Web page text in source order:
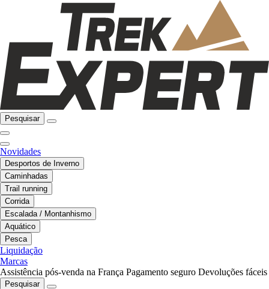
Pesquisar
Novidades
Desportos de Inverno
Caminhadas
Trail running
Corrida
Escalada / Montanhismo
Aquático
Pesca
Liquidação
Marcas
Assistência pós-venda na França Pagamento seguro Devoluções fáceis
Pesquisar